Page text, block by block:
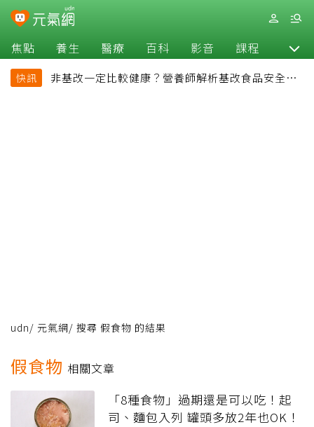
焦點 養生 醫療 百科 影音 課程 退休
快訊
非基改一定比較健康？營養師解析基改食品安全性
udn/ 元氣網/ 搜尋 假食物 的結果
假食物 相關文章
「8種食物」過期還是可以吃！起
司、麵包入列 罐頭多放2年也OK！